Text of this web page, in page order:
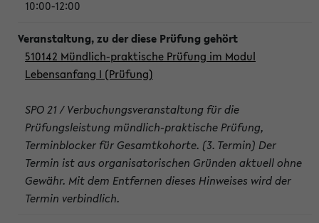
10:00-12:00
510142 Mündlich-praktische Prüfung im Modul
Lebensanfang I (Prüfung)
SPO 21 / Verbuchungsveranstaltung für die
Prüfungsleistung mündlich-praktische Prüfung,
Terminblocker für Gesamtkohorte. (3. Termin) Der
Termin ist aus organisatorischen Gründen aktuell ohne
Gewähr. Mit dem Entfernen dieses Hinweises wird der
Termin verbindlich.